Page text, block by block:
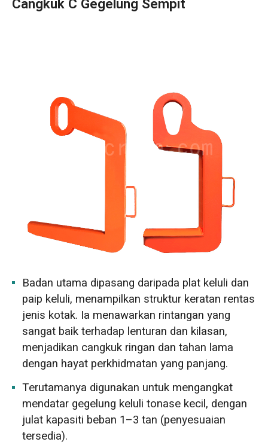
Cangkuk C Gegelung Sempit
Badan utama dipasang daripada plat keluli dan
paip keluli, menampilkan struktur keratan rentas
jenis kotak. Ia menawarkan rintangan yang
sangat baik terhadap lenturan dan kilasan,
menjadikan cangkuk ringan dan tahan lama
dengan hayat perkhidmatan yang panjang.
Terutamanya digunakan untuk mengangkat
mendatar gegelung keluli tonase kecil, dengan
julat kapasiti beban 1–3 tan (penyesuaian
tersedia).